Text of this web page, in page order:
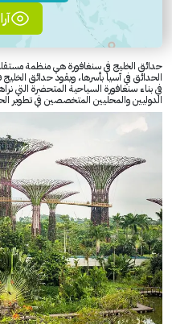
حدائق الخليج في سنغافورة هي منظمة
الحدائق في آسيا بأسرها، ويقود حدائق
في بناء سنغافورة السياحية المتحضرة التي
الدوليين والمحليين المتخصصين في تطوير